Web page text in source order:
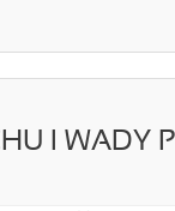
I WADY